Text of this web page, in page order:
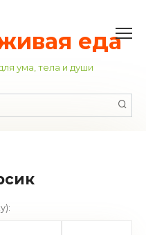
еда
ума, тела и души